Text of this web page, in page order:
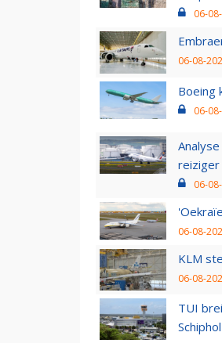
06-
06-08-
Boeing
06-
reiziger
06-
06-08-
KLM
06-08-
TUI
Schiphol